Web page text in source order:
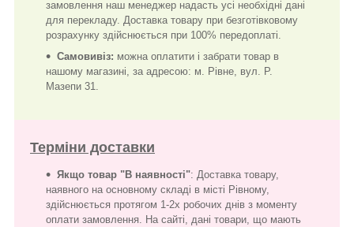
замовлення наш менеджер надасть усі необхідні дані
для перекладу. Доставка товару при безготівковому
розрахунку здійснюється при 100% передоплаті.
Самовивіз: можна оплатити і забрати товар в
нашому магазині, за адресою: м. Рівне, вул. Р.
Мазепи 31.
Терміни доставки
Якщо товар "В наявності": Доставка товару,
наявного на основному складі в місті Рівному,
здійснюється протягом 1-2х робочих днів з моменту
оплати замовлення. На сайті, дані товари, що мають